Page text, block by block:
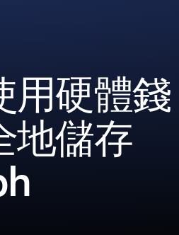
用硬體錢
地儲存